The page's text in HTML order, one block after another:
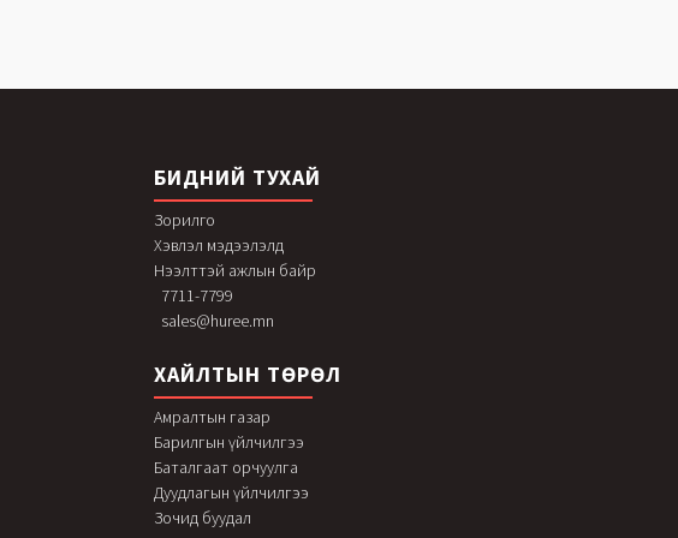
БИДНИЙ ТУХАЙ
Зорилго
Хэвлэл мэдээлэлд
Нээлттэй ажлын байр
7711-7799
sales@huree.mn
ХАЙЛТЫН ТӨРӨЛ
Амралтын газар
Барилгын үйлчилгээ
Баталгаат орчуулга
Дуудлагын үйлчилгээ
Зочид буудал